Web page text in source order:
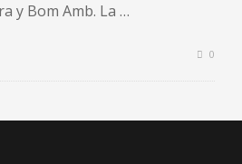
y Bom Amb. La …
0